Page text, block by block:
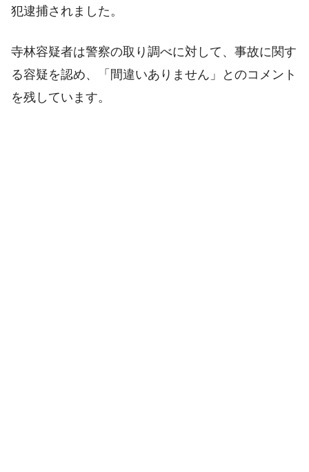
犯逮捕されました。
寺林容疑者は警察の取り調べに対して、事故に関す
る容疑を認め、「間違いありません」とのコメント
を残しています。